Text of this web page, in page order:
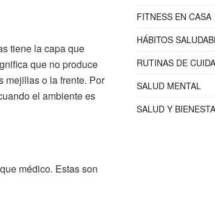
tiene la capa que
que no produce
mejillas o la frente. Por
el ambiente es
médico. Estas son
FITNESS EN CASA
HÁBITOS
RUTINAS DE
SALUD MENTAL
SALUD Y